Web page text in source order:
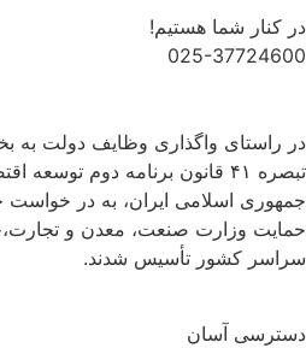
در کنار شما هستیم!
025-37724600
در راستای واگذاری وظایف دولت
تبصره ۴۱ قانون برنامه دوم
جمهوری اسلامی ایران، به در خواست
حمایت وزارت صنعت، معدن و
سراسر کشور تأسیس شدند.
دسترسی آسان